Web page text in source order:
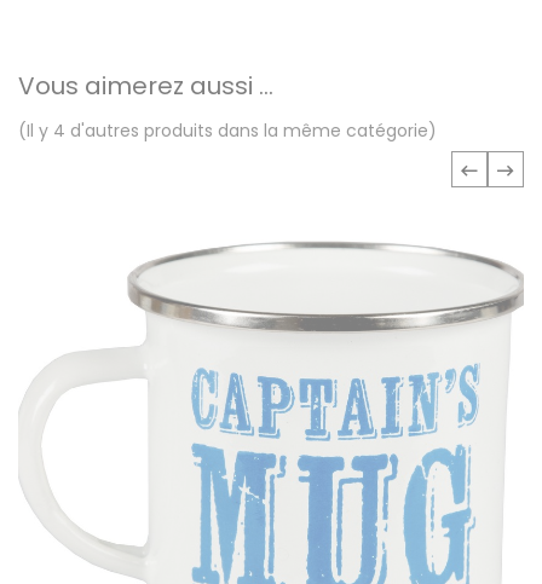
Vous aimerez aussi ...
(Il y 4 d'autres produits dans la même catégorie)